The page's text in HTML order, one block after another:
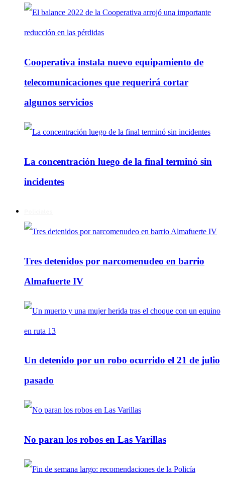
Cooperativa instala nuevo equipamiento de
telecomunicaciones que requerirá cortar
algunos servicios
La concentración luego de la final terminó sin
incidentes
Tres detenidos por narcomenudeo en barrio
Almafuerte IV
Un detenido por un robo ocurrido el 21 de julio
pasado
No paran los robos en Las Varillas